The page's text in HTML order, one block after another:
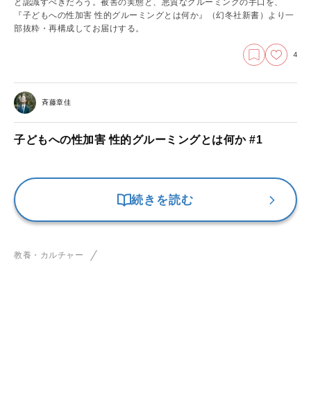
と認識すべきだろう。被害の実態と、悪質なグルーミングの手口を、
『子どもへの性加害 性的グルーミングとは何か』（幻冬社新書）より一
部抜粋・再構成してお届けする。
4
斉藤章佳
子どもへの性加害 性的グルーミングとは何か #1
続きを読む
教養・カルチャー